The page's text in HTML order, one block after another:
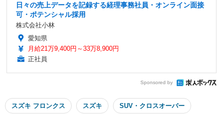
日々の売上データを記録する経理事務社員・オンライン面接
可・ポテンシャル採用
株式会社小林
愛知県
月給21万9,400円～33万8,900円
正社員
Sponsored by
スズキ フロンクス スズキ SUV・クロスオーバー